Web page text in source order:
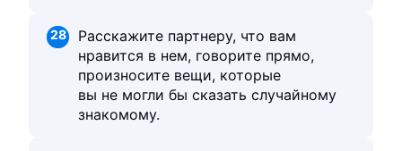
28
Расскажите партнеру, что вам
нравится в нем, говорите прямо,
произносите вещи, которые
вы не могли бы сказать случайному
знакомому.